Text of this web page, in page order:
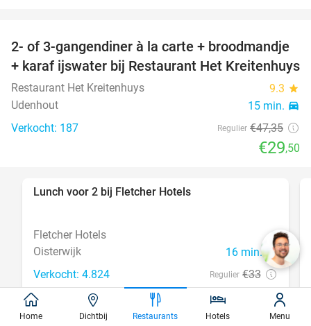
38%
2- of 3-gangendiner à la carte + broodmandje
+ karaf ijswater bij Restaurant Het Kreitenhuys
Restaurant Het Kreitenhuys 9.3 star
Udenhout 15 min. directions_car
Verkocht: 187 Regulier €47,35
€29,50
Lunch voor 2 bij Fletcher Hotels
Fletcher Hotels
Oisterwijk
16 min.directions_car
Verkocht: 4.824 Regulier €33
€19 ,90
Home Dichtbij Restaurants Hotels Menu